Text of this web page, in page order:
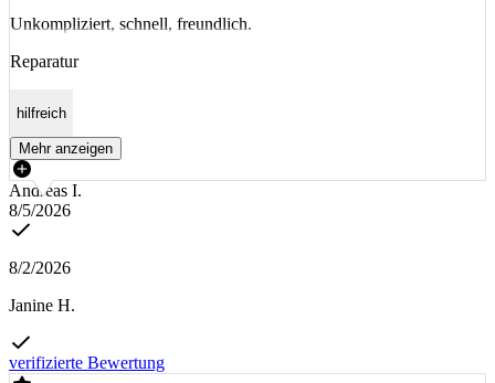
Unkompliziert, schnell, freundlich.
Reparatur
hilfreich
Mehr anzeigen
Andreas I.
8/5/2026
8/2/2026
Janine H.
verifizierte Bewertung